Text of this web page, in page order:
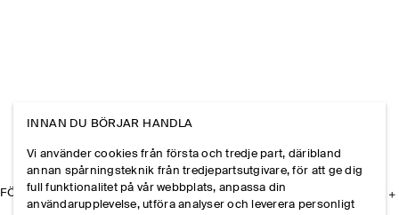
FÖRETAGET
INNAN DU BÖRJAR HANDLA
Vi använder cookies från första och tredje part, däribland
annan spårningsteknik från tredjepartsutgivare, för att ge dig
full funktionalitet på vår webbplats, anpassa din
användarupplevelse, utföra analyser och leverera personligt